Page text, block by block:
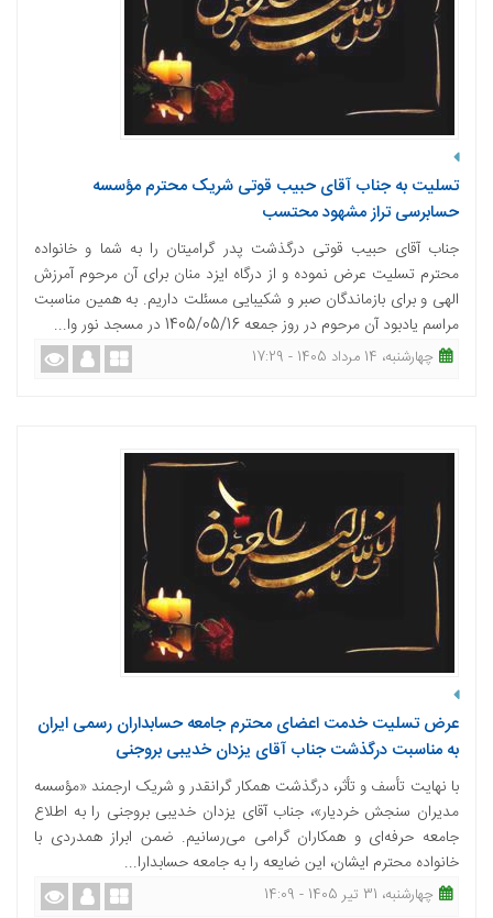
تسلیت به جناب آقای حبیب قوتی شریک محترم مؤسسه
حسابرسی تراز مشهود محتسب
جناب آقای حبیب قوتی درگذشت پدر گرامیتان را به شما و خانواده
محترم تسلیت عرض نموده و از درگاه ایزد منان برای آن مرحوم آمرزش
الهی و برای بازماندگان صبر و شکیبایی مسئلت داریم. به همین مناسبت
مراسم یادبود آن مرحوم در روز جمعه 1405/05/16 در مسجد نور وا...
چهارشنبه، 14 مرداد 1405 - 17:29
عرض تسلیت خدمت اعضای محترم جامعه حسابداران رسمی ایران
به مناسبت درگذشت جناب آقای یزدان خدیبی بروجنی
با نهایت تأسف و تأثر، درگذشت همکار گرانقدر و شریک ارجمند «مؤسسه
مدیران سنجش خردیار»، جناب آقای یزدان خدیبی بروجنی را به اطلاع
جامعه حرفه‌ای و همکاران گرامی می‌رسانیم. ضمن ابراز همدردی با
خانواده محترم ایشان، این ضایعه را به جامعه حسابدارا...
چهارشنبه، 31 تیر 1405 - 14:09